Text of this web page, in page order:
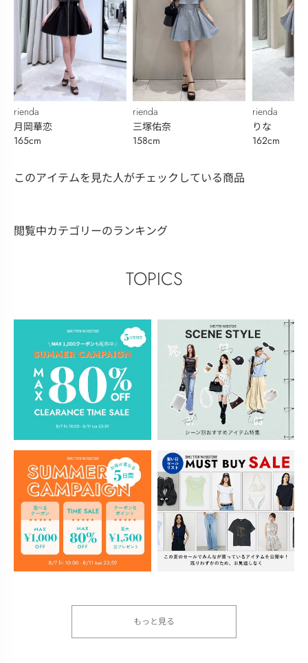
rienda
月岡華恋
165cm
rienda
三塚佑奈
158cm
rienda
りな
162cm
このアイテムを見た人がチェックしている商品
閲覧中カテゴリーのランキング
TOPICS
もっと見る